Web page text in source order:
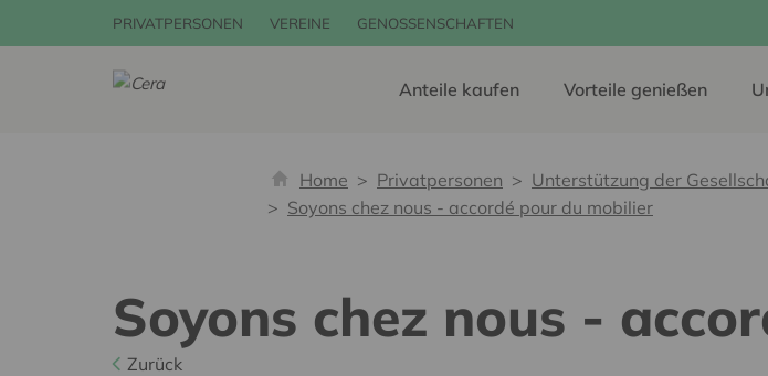
PRIVATPERSONEN VEREINE GENOSSENSCHAFTEN
Anteile kaufen Vorteile genießen
Home Privatpersonen Unterstützung der
Soyons chez nous - accordé pour du mobilier
Soyons chez nous -
Zurück